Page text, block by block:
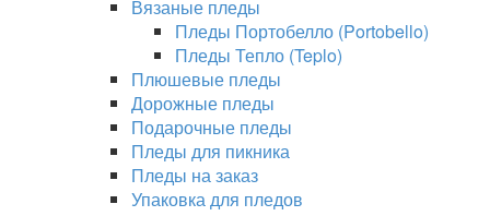
Вязаные пледы
Пледы Портобелло (Portobello)
Пледы Тепло (Teplo)
Плюшевые пледы
Дорожные пледы
Подарочные пледы
Пледы для пикника
Пледы на заказ
Упаковка для пледов